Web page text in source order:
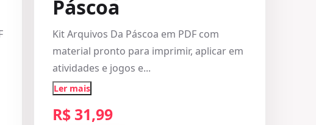
Páscoa
Kit Arquivos Da Páscoa em PDF com
material pronto para imprimir, aplicar em
atividades e jogos e...
Ler mais
R$ 31,99